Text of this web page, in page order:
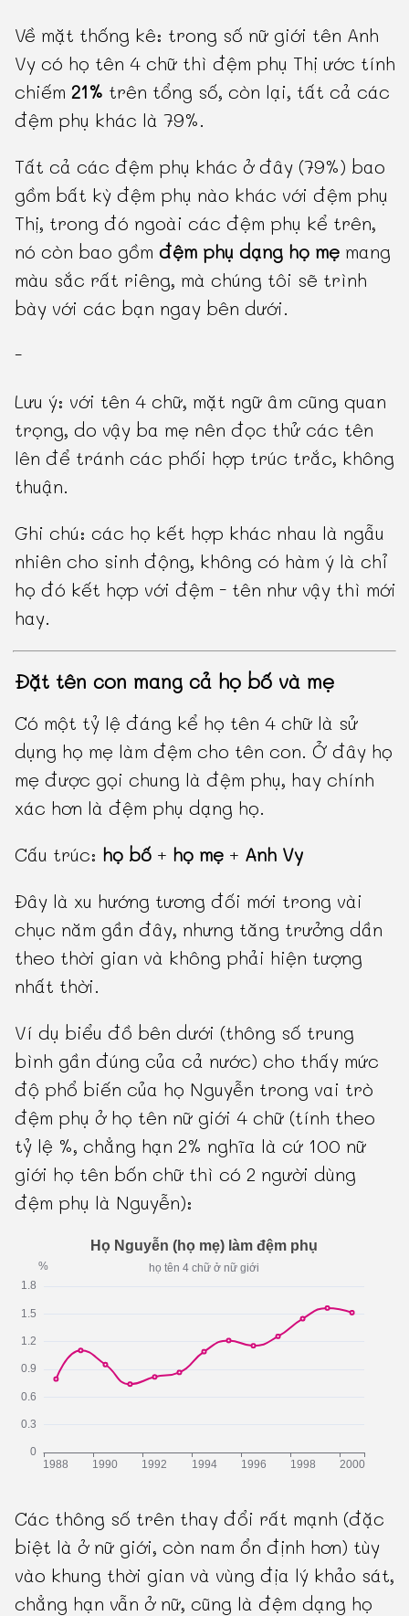
Về mặt thống kê: trong số nữ giới tên Anh
Vy có họ tên 4 chữ thì đệm phụ Thị ước tính
chiếm21% trên tổng số, còn lại, tất cả các
đệm phụ khác là 79%.
Tất cả các đệm phụ khác ở đây (79%) bao
gồm bất kỳ đệm phụ nào khác với đệm phụ
Thị, trong đó ngoài các đệm phụ kể trên,
nó còn bao gồmđệm phụ dạng họ mẹ mang
màu sắc rất riêng, mà chúng tôi sẽ trình
bày với các bạn ngay bên dưới.
-
Lưu ý: với tên 4 chữ, mặt ngữ âm cũng quan
trọng, do vậy ba mẹ nên đọc thử các tên
lên để tránh các phối hợp trúc trắc, không
thuận.
Ghi chú: các họ kết hợp khác nhau là ngẫu
nhiên cho sinh động, không có hàm ý là chỉ
họ đó kết hợp với đệm - tên như vậy thì mới
hay.
Đặt tên con mang cả họ bố và mẹ
Có một tỷ lệ đáng kể họ tên 4 chữ là sử
dụng họ mẹ làm đệm cho tên con. Ở đây họ
mẹ được gọi chung là đệm phụ, hay chính
xác hơn là đệm phụ dạng họ.
Cấu trúc: họ bố + họ mẹ + Anh Vy
Đây là xu hướng tương đối mới trong vài
chục năm gần đây, nhưng tăng trưởng dần
theo thời gian và không phải hiện tượng
nhất thời.
Ví dụ biểu đồ bên dưới (thông số trung
bình gần đúng của cả nước) cho thấy mức
độ phổ biến của họ Nguyễn trong vai trò
đệm phụ ở họ tên nữ giới 4 chữ (tính theo
tỷ lệ %, chẳng hạn 2% nghĩa là cứ 100 nữ
giới họ tên bốn chữ thì có 2 người dùng
đệm phụ là Nguyễn):
Các thông số trên thay đổi rất mạnh (đặc
biệt là ở nữ giới, còn nam ổn định hơn) tùy
vào khung thời gian và vùng địa lý khảo sát,
chẳng hạn vẫn ở nữ, cũng là đệm dạng họ